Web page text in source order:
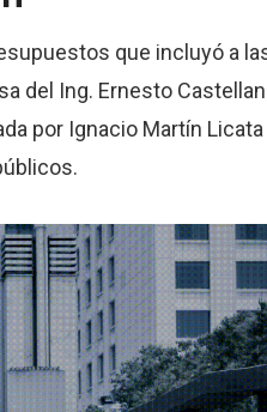
que incluyó a
del Ing. Ernesto
por Ignacio Martín